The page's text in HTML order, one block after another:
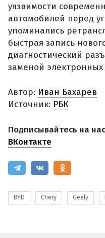
уязвимости
автомобилей перед
упоминались
быстрая запись
диагностический
заменой электронных
Автор: Иван Бахарев
Источник: РБК
Подписывайтесь на
ВКонтакте
BYD Chery Geely